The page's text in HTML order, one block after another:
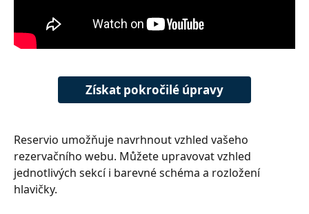
Získat pokročilé úpravy
Reservio umožňuje navrhnout vzhled vašeho
rezervačního webu. Můžete upravovat vzhled
jednotlivých sekcí i barevné schéma a rozložení
hlavičky.